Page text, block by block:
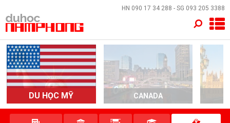
HN 090 17 34 288 - SG 093 205 3388
DU HỌC MỸ CANADA
×
TRANG CHỦ
QUỐC GIA
EVENTS
DỊCH VỤ